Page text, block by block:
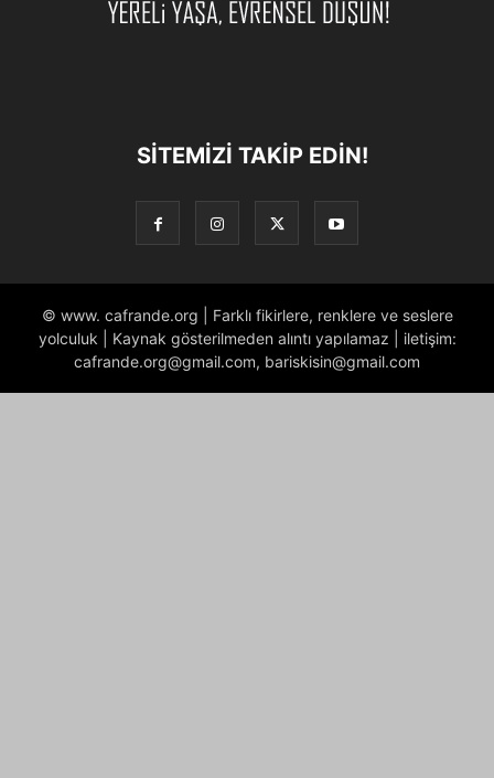
SITEMIZI TAKIP EDIN!
© www. cafrande.org | Farklı fikirlere, renklere ve seslere
yolculuk | Kaynak gösterilmeden alıntı yapılamaz | iletişim:
cafrande.org@gmail.com, bariskisin@gmail.com